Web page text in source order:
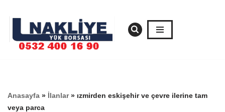
geç
Anasayfa » İlanlar» ızmirden eskişehir ve çevre ilerine tam
veya parca